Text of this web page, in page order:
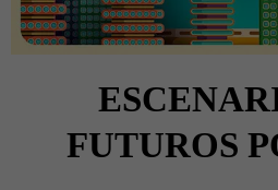
FUTUROS